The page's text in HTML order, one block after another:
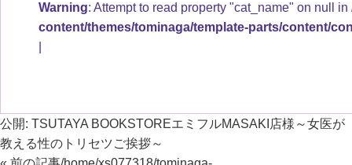
Warning: Attempt to read property "cat_name" on null in
content/themes/tominaga/template-parts/content/
公開: TSUTAYA BOOKSTOREエミフルMASAKI店様～女医が
教える性のトリセツご挨拶～